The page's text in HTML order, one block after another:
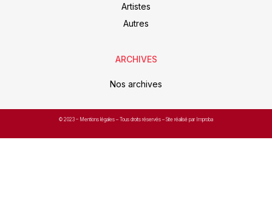
Artistes
Autres
ARCHIVES
Nos archives
© 2023 – Mentions légales – Tous droits réservés – Site réalisé par Improba